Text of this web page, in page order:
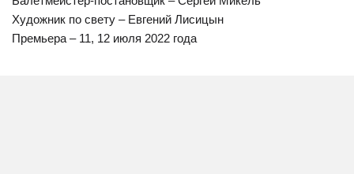
Художник по свету – Евгений Лисицын
Премьера – 11, 12 июля 2022 года